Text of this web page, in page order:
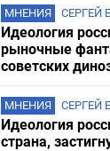
МНЕНИЯ СЕРГЕЙ
Идеология
рыночные
советских
МНЕНИЯ СЕРГЕЙ
Идеология
страна,